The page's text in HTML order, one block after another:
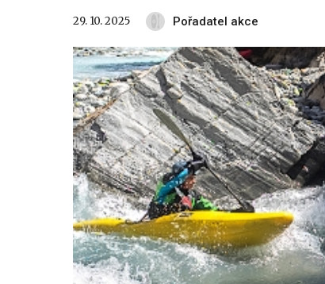
29. 10. 2025 Pořadatel akce